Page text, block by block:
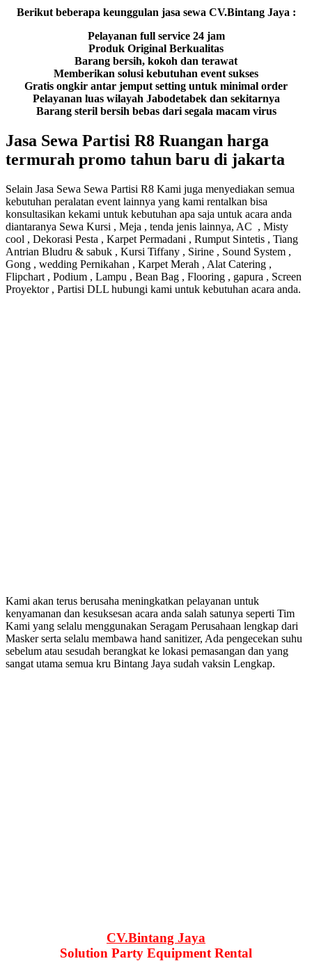
Berikut beberapa keunggulan jasa sewa CV.Bintang Jaya :
Pelayanan full service 24 jam
Produk Original Berkualitas
Barang bersih, kokoh dan terawat
Memberikan solusi kebutuhan event sukses
Gratis ongkir antar jemput setting untuk minimal order
Pelayanan luas wilayah Jabodetabek dan sekitarnya
Barang steril bersih bebas dari segala macam virus
Jasa Sewa Partisi R8 Ruangan harga
termurah promo tahun baru di jakarta
Selain Jasa Sewa Sewa Partisi R8 Kami juga menyediakan semua
kebutuhan peralatan event lainnya yang kami rentalkan bisa
konsultasikan kekami untuk kebutuhan apa saja untuk acara anda
diantaranya Sewa Kursi , Meja , tenda jenis lainnya, AC , Misty
cool , Dekorasi Pesta , Karpet Permadani , Rumput Sintetis , Tiang
Antrian Bludru & sabuk , Kursi Tiffany , Sirine , Sound System ,
Gong , wedding Pernikahan , Karpet Merah , Alat Catering ,
Flipchart , Podium , Lampu , Bean Bag , Flooring , gapura , Screen
Proyektor , Partisi DLL hubungi kami untuk kebutuhan acara anda.
Kami akan terus berusaha meningkatkan pelayanan untuk
kenyamanan dan kesuksesan acara anda salah satunya seperti Tim
Kami yang selalu menggunakan Seragam Perusahaan lengkap dari
Masker serta selalu membawa hand sanitizer, Ada pengecekan suhu
sebelum atau sesudah berangkat ke lokasi pemasangan dan yang
sangat utama semua kru Bintang Jaya sudah vaksin Lengkap.
CV.Bintang Jaya
Solution Party Equipment Rental